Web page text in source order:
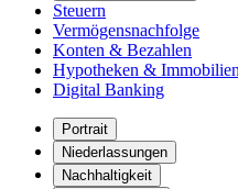
Steuern
Vermögensnachfolge
Konten & Bezahlen
Hypotheken & Immobilien
Digital Banking
Portrait
Niederlassungen
Nachhaltigkeit